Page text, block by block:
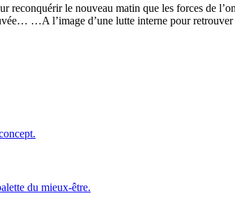
reconquérir le nouveau matin que les forces de
…A l’image d’une lutte interne pour retrouver
du mieux-être.